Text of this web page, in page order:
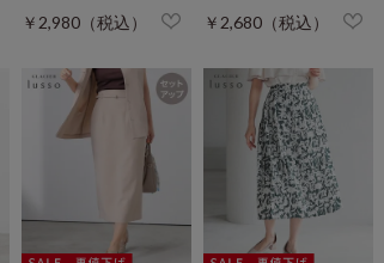
￥2,980（税込） ￥2,680（税込）